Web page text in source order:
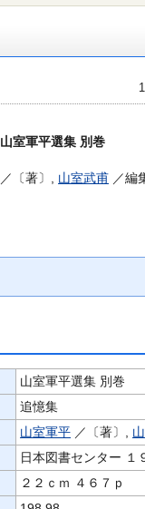
山室軍平選集 別巻
／〔著〕, 山室武甫 ／編
山室軍平選集 別巻
追憶集
山室軍平 ／〔著〕,
日本図書センター １
２２ｃｍ ４６７ｐ